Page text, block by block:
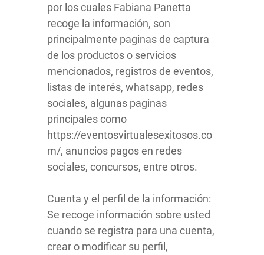
por los cuales Fabiana Panetta
recoge la información, son
principalmente paginas de captura
de los productos o servicios
mencionados, registros de eventos,
listas de interés, whatsapp, redes
sociales, algunas paginas
principales como
https://eventosvirtualesexitosos.co
m/, anuncios pagos en redes
sociales, concursos, entre otros.
Cuenta y el perfil de la información:
Se recoge información sobre usted
cuando se registra para una cuenta,
crear o modificar su perfil,